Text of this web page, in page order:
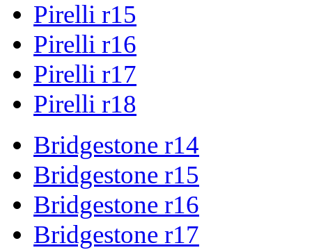
Pirelli r15
Pirelli r16
Pirelli r17
Pirelli r18
Bridgestone r14
Bridgestone r15
Bridgestone r16
Bridgestone r17